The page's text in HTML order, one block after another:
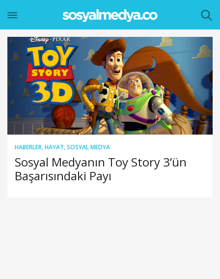
HABERLER,HAYAT,SOSYAL MEDYA
Sosyal Medyanın Toy Story 3’ün
Başarısındaki Payı